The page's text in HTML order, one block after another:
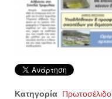
Κατηγορία Πρωτοσέλιδο